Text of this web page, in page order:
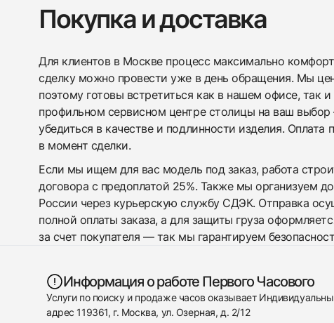
Покупка и доставка
Для клиентов в Москве процесс максимально
сделку можно провести уже в день обращения. Мы
поэтому готовы встретиться как в нашем офисе, так
профильном сервисном центре столицы на ваш
убедиться в качестве и подлинности изделия. Оплата
в момент сделки.
Если мы ищем для вас модель под заказ, работа
договора с предоплатой 25%. Также мы организуем
России через курьерскую службу СДЭК. Отправка
полной оплаты заказа, а для защиты груза
за счет покупателя — так мы гарантируем
Информация о работе Первого Часового
Услуги по поиску и продаже часов оказывает
адрес 119361, г. Москва, ул. Озерная, д. 2/12